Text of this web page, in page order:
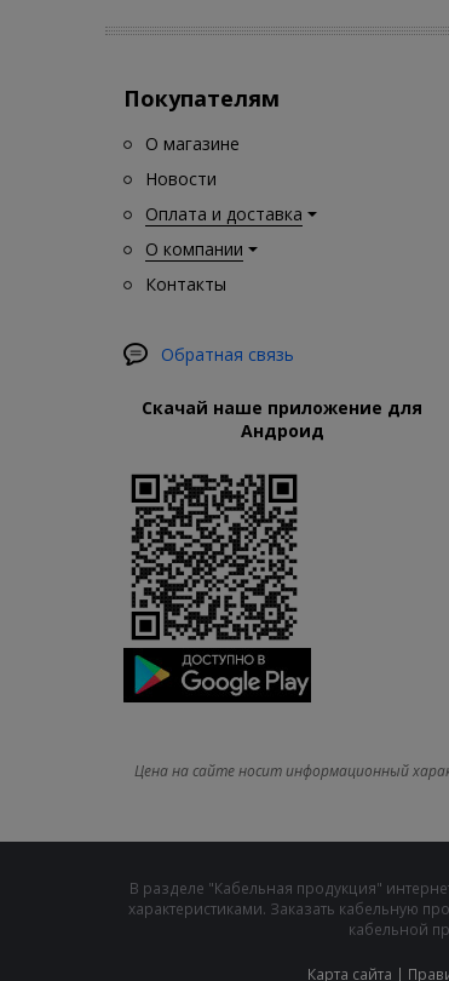
Покупателям
О магазине
Новости
Оплата и доставка
О компании
Контакты
Обратная связь
Скачай наше приложение для
Андроид
Цена на сайте носит информационный
В разделе "Кабельная продукция"
характеристиками. Заказать кабельную
кабельной
Карта сайта |